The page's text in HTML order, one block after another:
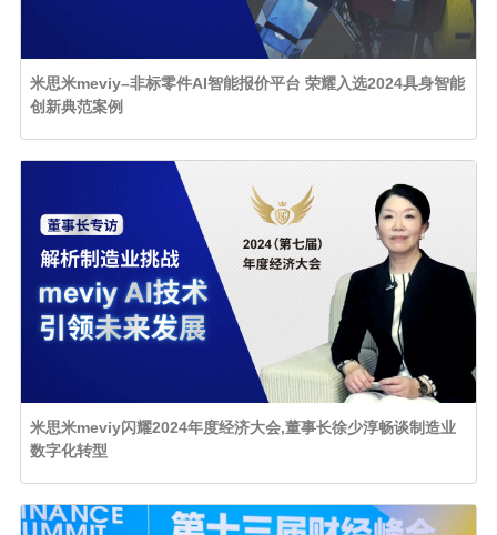
米思米meviy–非标零件AI智能报价平台 荣耀入选2024具身智能
创新典范案例
米思米meviy闪耀2024年度经济大会,董事长徐少淳畅谈制造业
数字化转型